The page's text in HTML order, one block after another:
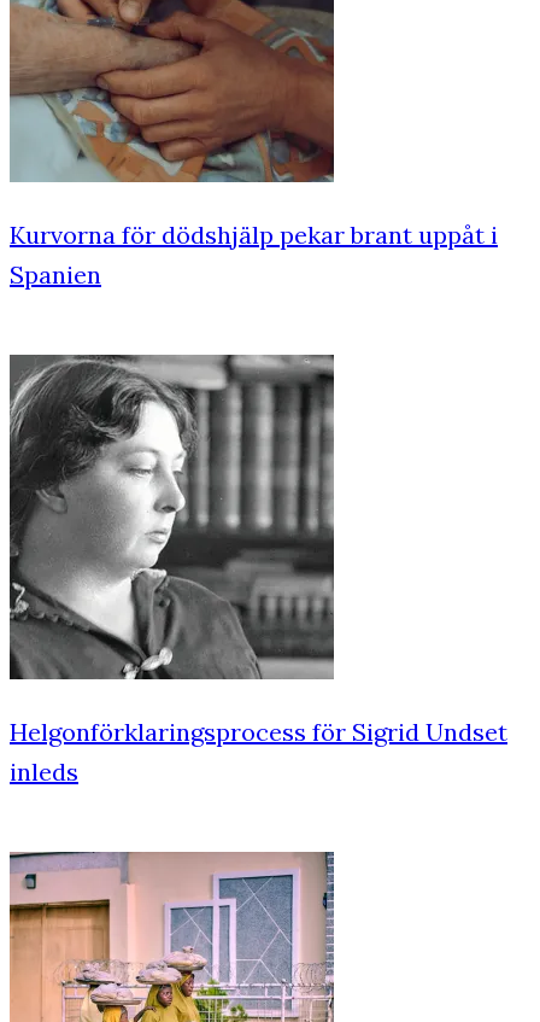
Kurvorna för dödshjälp pekar brant uppåt i
Spanien
Helgonförklaringsprocess för Sigrid Undset
inleds